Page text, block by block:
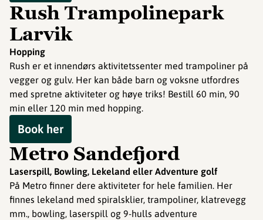
Rush Trampolinepark
Larvik
Hopping
Rush er et innendørs aktivitetssenter med trampoliner på
vegger og gulv. Her kan både barn og voksne utfordres
med spretne aktiviteter og høye triks! Bestill 60 min, 90
min eller 120 min med hopping.
Book her
Metro Sandefjord
Laserspill, Bowling, Lekeland eller Adventure golf
På Metro finner dere aktiviteter for hele familien. Her
finnes lekeland med spiralsklier, trampoliner, klatrevegg
mm., bowling, laserspill og 9-hulls adventure